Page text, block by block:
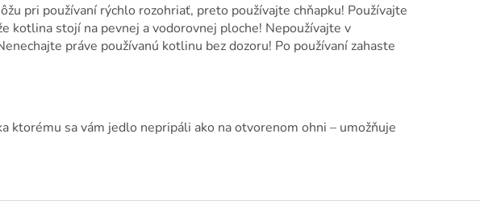
pri používaní rýchlo rozohriať, preto používajte chňapku! Používajte
kotlina stojí na pevnej a vodorovnej ploche! Nepoužívajte v
práve používanú kotlinu bez dozoru! Po používaní zahaste
ktorému sa vám jedlo nepripáli ako na otvorenom ohni – umožňuje